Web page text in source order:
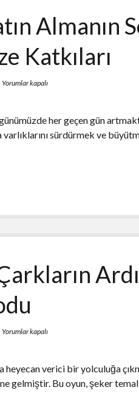
Almanın
Katkıları
Yorumlar kapalı
her geçen gün
sürdürmek ve
Yorumlar kapalı
heyecan verici bir yolculuğa
gelmiştir. Bu oyun, şeker